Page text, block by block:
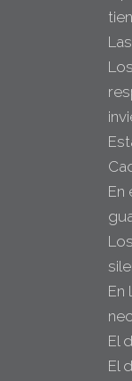
En
En
El
El